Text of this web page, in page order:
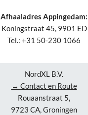
Afhaaladres Appingedam:
Koningstraat 45, 9901 ED
Tel.: +31 50-230 1066
NordXL B.V.
→ Contact en Route
Rouaanstraat 5,
9723 CA, Groningen